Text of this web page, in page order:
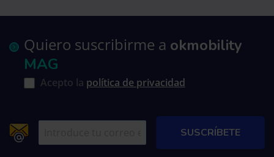
Quiero suscribirme a okmobility
MAG
Acepto la política de privacidad